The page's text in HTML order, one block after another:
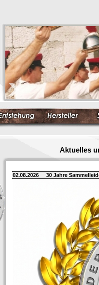
Aktuelles
02.08.2026 30 Jahre